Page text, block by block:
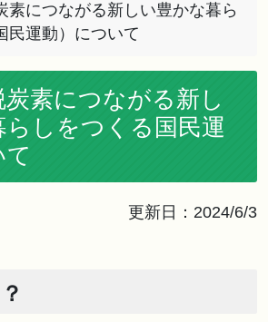
素につながる新しい豊かな暮ら
民運動）について
素につながる新し
らしをつくる国民運
更新日：2024/6/3